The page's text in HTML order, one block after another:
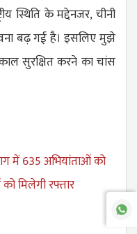
स्थिति के मद्देनजर, चीनी
बढ़ गई है। इसलिए मुझे
सुरक्षित करने का चांस
में 635 अभियांताओं को
मिलेगी रफ्तार